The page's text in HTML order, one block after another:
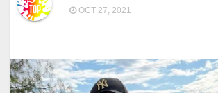
OCT 27, 2021